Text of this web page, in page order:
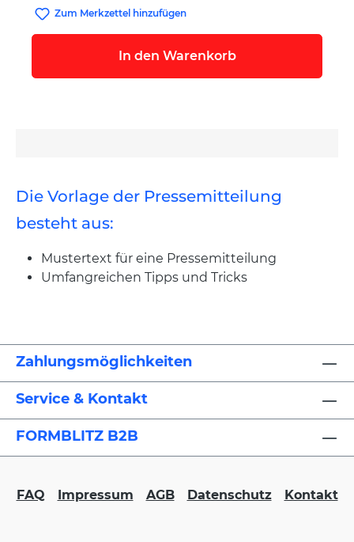
Zum Merkzettel hinzufügen
In den Warenkorb
Die Vorlage der Pressemitteilung
besteht aus:
Mustertext für eine Pressemitteilung
Umfangreichen Tipps und Tricks
Zahlungsmöglichkeiten
Service & Kontakt
FORMBLITZ B2B
FAQ Impressum AGB Datenschutz Kontakt